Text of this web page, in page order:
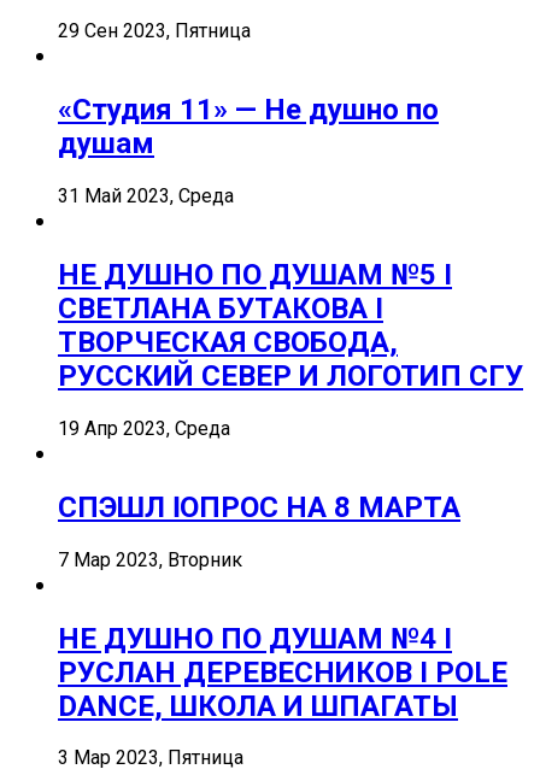
29 Сен 2023, Пятница
«Студия 11» — Не душно по
душам
31 Май 2023, Среда
НЕ ДУШНО ПО ДУШАМ №5 I
СВЕТЛАНА БУТАКОВА I
ТВОРЧЕСКАЯ СВОБОДА,
РУССКИЙ СЕВЕР И ЛОГОТИП СГУ
19 Апр 2023, Среда
СПЭШЛ ӏ ОПРОС НА 8 МАРТА
7 Мар 2023, Вторник
НЕ ДУШНО ПО ДУШАМ №4 I
РУСЛАН ДЕРЕВЕСНИКОВ I POLE
DANCE, ШКОЛА И ШПАГАТЫ
3 Мар 2023, Пятница